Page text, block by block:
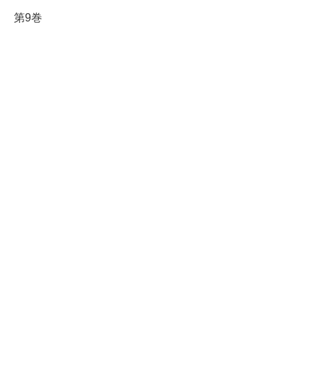
第9巻